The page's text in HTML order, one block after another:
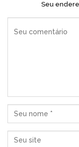
Seu